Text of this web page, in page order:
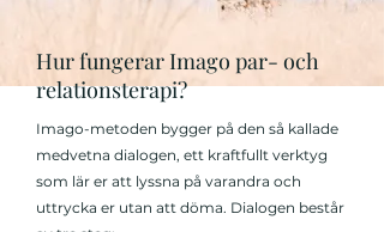
Hur fungerar Imago par- och
relationsterapi?
Imago-metoden bygger på den så kallade
medvetna dialogen, ett kraftfullt verktyg
som lär er att lyssna på varandra och
uttrycka er utan att döma. Dialogen består